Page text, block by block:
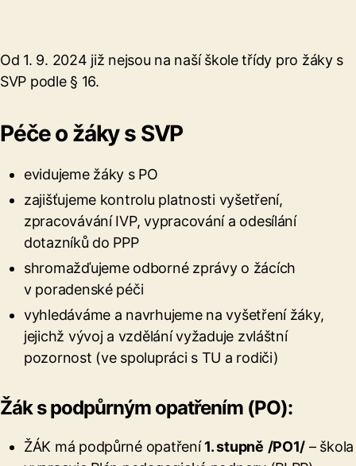
Od 1. 9. 2024 již nejsou na naší škole třídy pro žáky s
SVP podle § 16.
Péče o žáky s SVP
evidujeme žáky s PO
zajišťujeme kontrolu platnosti vyšetření,
zpracovávání IVP, vypracování a odesílání
dotazníků do PPP
shromažďujeme odborné zprávy o žácích
v poradenské péči
vyhledáváme a navrhujeme na vyšetření žáky,
jejichž vývoj a vzdělání vyžaduje zvláštní
pozornost (ve spolupráci s TU a rodiči)
Žák s podpůrným opatřením (PO):
ŽÁK má podpůrné opatření1. stupně /PO1/ – škola